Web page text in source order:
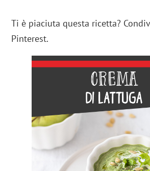
Ti è piaciuta questa ricetta?
Pinterest.